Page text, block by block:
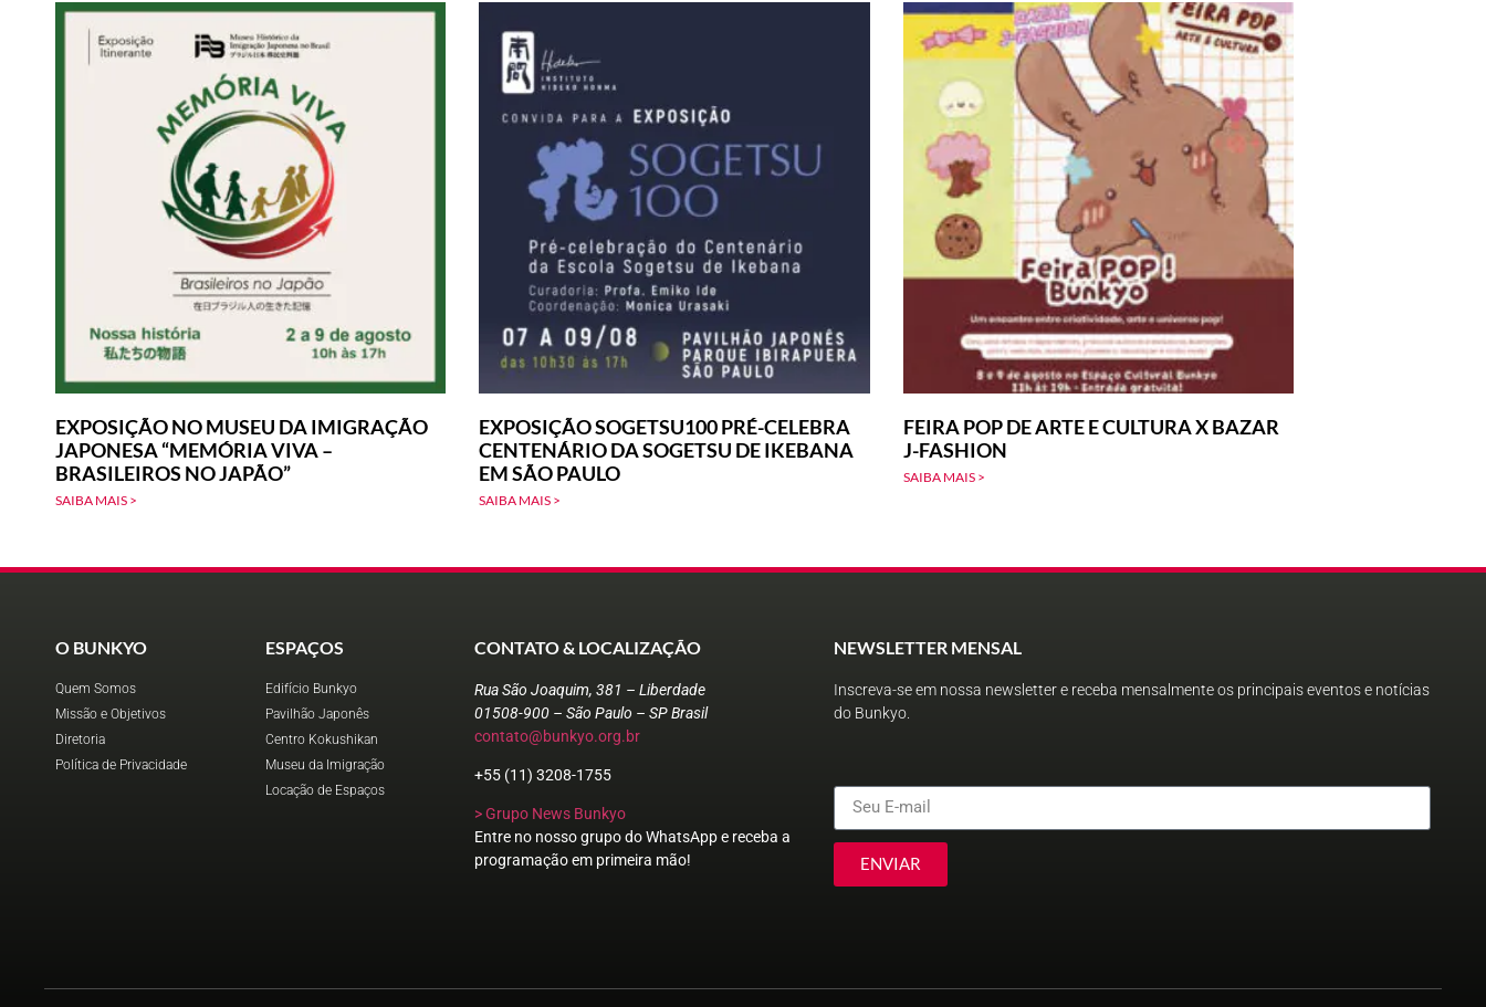
EXPOSIÇÃO NO MUSEU DA IMIGRAÇÃO
JAPONESA “MEMÓRIA VIVA –
BRASILEIROS NO JAPÃO”
SAIBA MAIS >
EXPOSIÇÃO SOGETSU100 PRÉ-CELEBRA
CENTENÁRIO DA SOGETSU DE IKEBANA
EM SÃO PAULO
SAIBA MAIS >
FEIRA POP DE ARTE E CULTURA X BAZAR
J-FASHION
SAIBA MAIS >
O BUNKYO
Quem Somos
Missão e Objetivos
Diretoria
Política de Privacidade
ESPAÇOS
Edifício Bunkyo
Pavilhão Japonês
Centro Kokushikan
Museu da Imigração
Locação de Espaços
CONTATO & LOCALIZAÇÃO
Rua São Joaquim, 381 – Liberdade
01508-900 – São Paulo – SP Brasil
contato@bunkyo.org.br
+55 (11) 3208-1755
> Grupo News Bunkyo
Entre no nosso grupo do WhatsApp e receba a
programação em primeira mão!
NEWSLETTER MENSAL
Inscreva-se em nossa newsletter e receba mensalmente os principais eventos e notícias
do Bunkyo.
ENVIAR